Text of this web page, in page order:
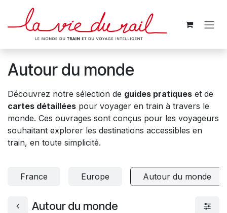
Se rendre au contenu
Autour du monde
Découvrez notre sélection de guides pratiques et de
cartes détaillées pour voyager en train à travers le
monde. Ces ouvrages sont conçus pour les voyageurs
souhaitant explorer les destinations accessibles en
train, en toute simplicité.
France Europe Autour du monde
Autour du monde